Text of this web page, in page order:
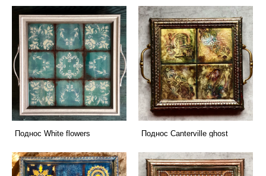
Поднос White flowers Поднос Сanterville ghost